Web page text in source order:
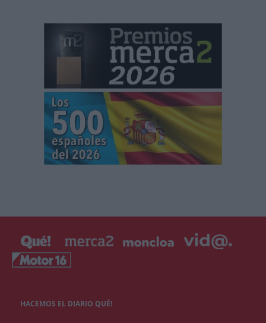
HACEMOS EL DIARIO QUÉ!